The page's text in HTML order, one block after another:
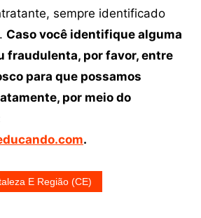
sempre identificado
Caso você identifique alguma
fraudulenta, por favor, entre
para que possamos
por meio do
.
E Região (CE)